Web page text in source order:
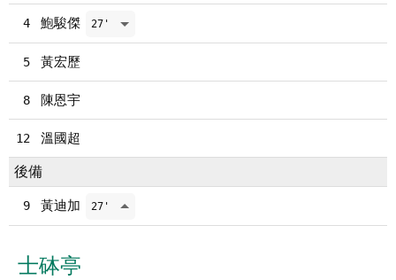
4 鮑駿傑 27'
5 黃宏歷
8 陳恩宇
12 溫國超
後備
9 黃迪加 27'
士砵亭